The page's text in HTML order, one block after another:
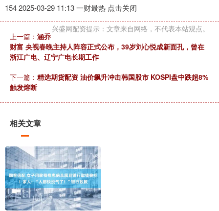
154 2025-03-29 11:13 一财最热 点击关闭
兴盛网配资提示：文章来自网络，不代表本站观点。
上一篇： 涵乔
财富 央视春晚主持人阵容正式公布，39岁刘心悦成新面孔，曾在
浙江广电、辽宁广电长期工作
下一篇： 精选期货配资 油价飙升冲击韩国股市 KOSPI盘中跌超8%
触发熔断
相关文章